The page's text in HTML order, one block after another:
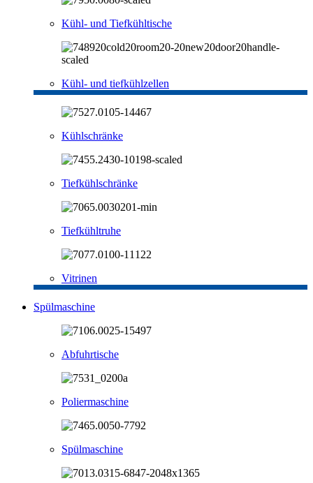
Kühl- und Tiefkühltische
Kühl- und tiefkühlzellen
Kühlschränke
Tiefkühlschränke
Tiefkühltruhe
Vitrinen
Spülmaschine
Abfuhrtische
Poliermaschine
Spülmaschine